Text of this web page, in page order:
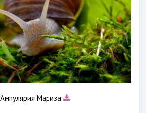
Ампулярия Мариза